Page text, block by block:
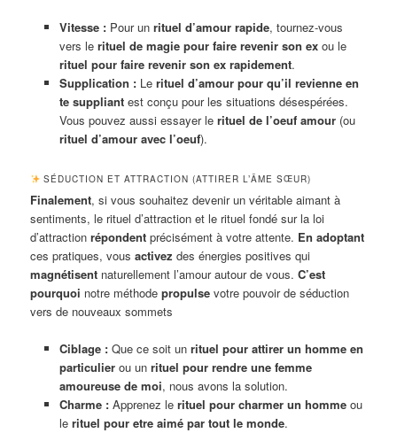
Vitesse :Pour un rituel d’amour rapide, tournez-vous
vers le rituel de magie pour faire revenir son exou le
rituel pour faire revenir son ex rapidement.
Supplication :Le rituel d’amour pour qu’il revienne en
te suppliantest conçu pour les situations désespérées.
Vous pouvez aussi essayer le rituel de l’oeuf amour(ou
rituel d’amour avec l’oeuf).
SÉDUCTION ET ATTRACTION (ATTIRER L’ÂME SŒUR)
Finalement, si vous souhaitez devenir un véritable aimant à
sentiments, le rituel d’attraction et le rituel fondé sur la loi
d’attractionrépondent précisément à votre attente. En adoptant
ces pratiques, vousactivez des énergies positives qui
magnétisent naturellement l’amour autour de vous.C’est
pourquoi notre méthodepropulse votre pouvoir de séduction
vers de nouveaux sommets
Ciblage :Que ce soit un rituel pour attirer un homme en
particulierou un rituel pour rendre une femme
amoureuse de moi, nous avons la solution.
Charme :Apprenez le rituel pour charmer un hommeou
le rituel pour etre aimé par tout le monde.